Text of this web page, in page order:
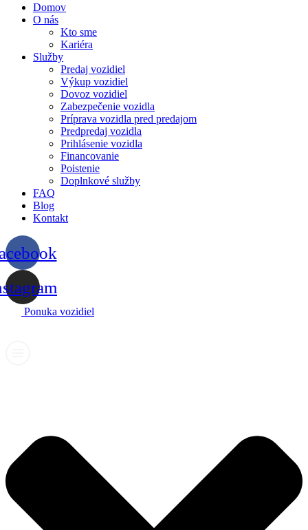
Domov
O nás
Kto sme
Kariéra
Služby
Predaj vozidiel
Výkup vozidiel
Dovoz vozidiel
Zabezpečenie vozidla
Príprava vozidla pred predajom
Predpredaj vozidla
Prihlásenie vozidla
Financovanie
Poistenie
Doplnkové služby
FAQ
Blog
Kontakt
Ponuka vozidiel